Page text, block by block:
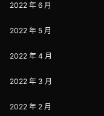
2022 年 6 月
2022 年 5 月
2022 年 4 月
2022 年 3 月
2022 年 2 月